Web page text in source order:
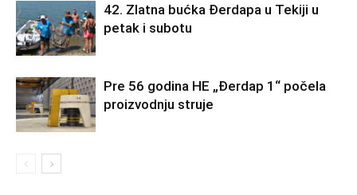
42. Zlatna bućka Đerdapa u Tekiji u
petak i subotu
Pre 56 godina HE „Đerdap 1“ počela
proizvodnju struje